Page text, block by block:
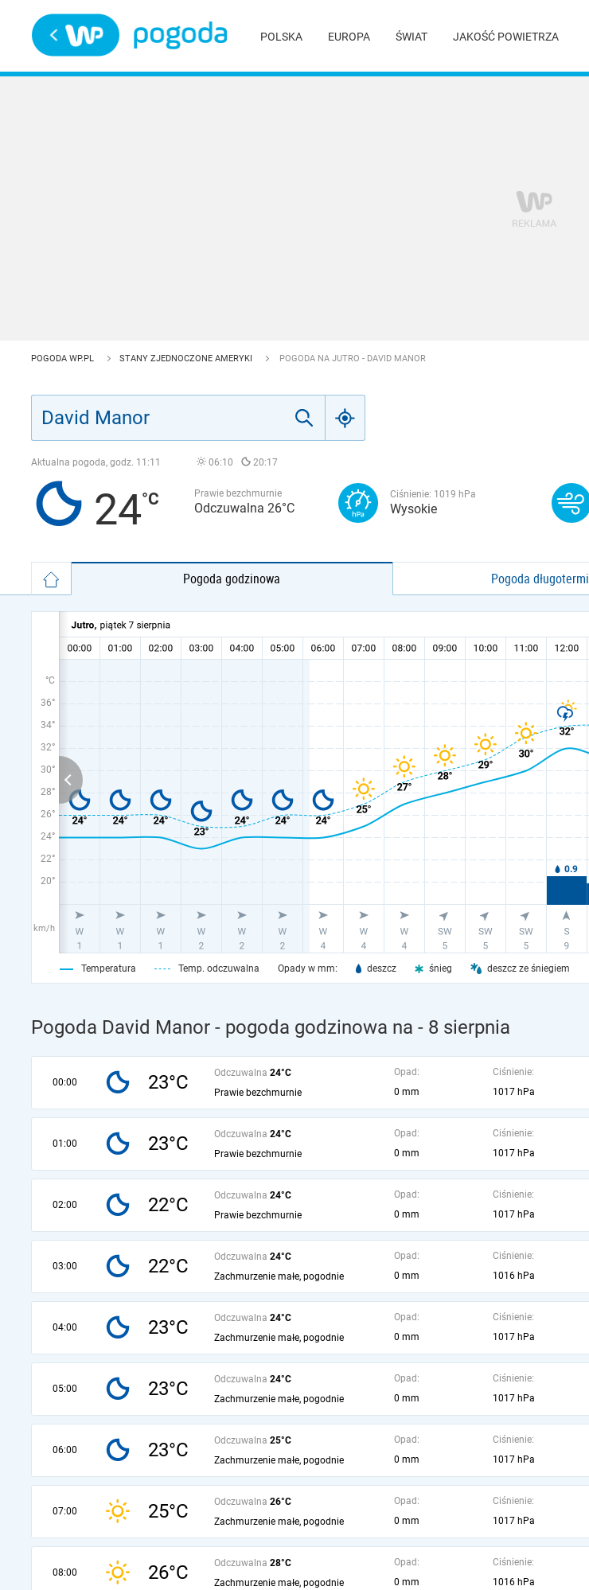
POLSKA EUROPA ŚWIAT JAKOŚĆ POWIETRZA
POGODA WP.PL STANY ZJEDNOCZONE AMERYKI POGODA NA JUTRO - DAVID MANOR
Aktualna pogoda, godz. 11:11 06:10 20:17
24 Prawie bezchmurnie
Odczuwalna 26°C
Ciśnienie: 1019 hPa
Wysokie
Pogoda godzinowa Pogoda
°C
36°
34°
32°
30°
28°
26°
24°
22°
20°
km/h
Temperatura Temp. odczuwalna Opady w mm: deszcz śnieg deszcz ze śniegiem
Pogoda David Manor - pogoda godzinowa na - 8 sierpnia
00:00 23°C Odczuwalna 24°C
Prawie bezchmurnie
Opad:
0 mm
Ciśnienie:
1017 hPa
01:00 23°C Odczuwalna 24°C
Prawie bezchmurnie
Opad:
0 mm
Ciśnienie:
1017 hPa
02:00 22°C Odczuwalna 24°C
Prawie bezchmurnie
Opad:
0 mm
Ciśnienie:
1017 hPa
03:00 22°C Odczuwalna 24°C
Zachmurzenie małe, pogodnie
Opad:
0 mm
Ciśnienie:
1016 hPa
04:00 23°C Odczuwalna 24°C
Zachmurzenie małe, pogodnie
Opad:
0 mm
Ciśnienie:
1017 hPa
05:00 23°C Odczuwalna 24°C
Zachmurzenie małe, pogodnie
Opad:
0 mm
Ciśnienie:
1017 hPa
06:00 23°C Odczuwalna 25°C
Zachmurzenie małe, pogodnie
Opad:
0 mm
Ciśnienie:
1017 hPa
07:00 25°C Odczuwalna 26°C
Zachmurzenie małe, pogodnie
Opad:
0 mm
Ciśnienie:
1017 hPa
08:00 26°C Odczuwalna 28°C
Zachmurzenie małe, pogodnie
Opad:
0 mm
Ciśnienie:
1016 hPa